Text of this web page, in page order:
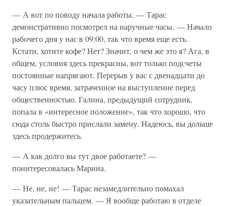
— А вот по поводу начала работы, — Тарас
демонстративно посмотрел на наручные часы. — Начало
рабочего дня у нас в 09:00, так что время еще есть.
Кстати, хотите кофе? Нет? Значит, о чем же это я? Ага, в
общем, условия здесь прекрасны, вот только подсчеты
постоянные напрягают. Перерыв у вас с двенадцати до
часу плюс время, затраченное на выступление перед
общественностью. Галина, предыдущий сотрудник,
попала в «интересное положение», так что хорошо, что
сюда столь быстро прислали замену. Надеюсь, вы дольше
здесь продержитесь.
— А как долго вы тут двое работаете? —
поинтересовалась Марина.
— Не, не, не! — Тарас незамедлительно помахал
указательным пальцем. — Я вообще работаю в отделе